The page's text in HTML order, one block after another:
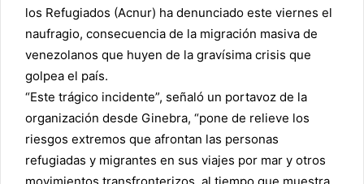
los Refugiados (Acnur) ha denunciado este viernes el
naufragio, consecuencia de la migración masiva de
venezolanos que huyen de la gravísima crisis que
golpea el país.
“Este trágico incidente”, señaló un portavoz de la
organización desde Ginebra, “pone de relieve los
riesgos extremos que afrontan las personas
refugiadas y migrantes en sus viajes por mar y otros
movimientos transfronterizos, al tiempo que muestra